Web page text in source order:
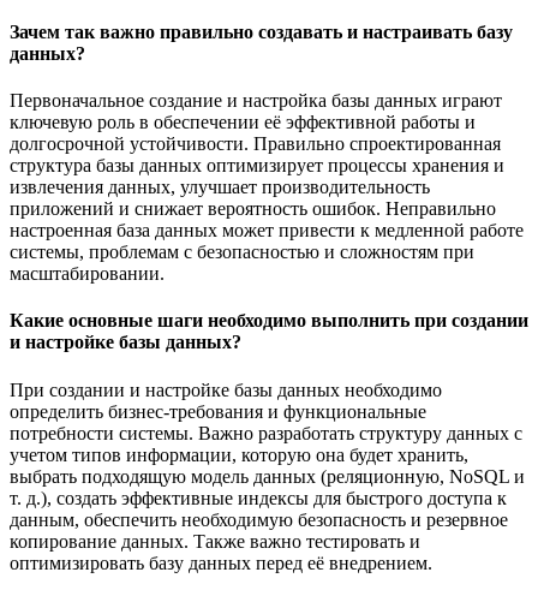
Зачем так важно правильно создавать и настраивать базу
данных?
Первоначальное создание и настройка базы данных играют
ключевую роль в обеспечении её эффективной работы и
долгосрочной устойчивости. Правильно спроектированная
структура базы данных оптимизирует процессы хранения и
извлечения данных, улучшает производительность
приложений и снижает вероятность ошибок. Неправильно
настроенная база данных может привести к медленной работе
системы, проблемам с безопасностью и сложностям при
масштабировании.
Какие основные шаги необходимо выполнить при создании
и настройке базы данных?
При создании и настройке базы данных необходимо
определить бизнес-требования и функциональные
потребности системы. Важно разработать структуру данных с
учетом типов информации, которую она будет хранить,
выбрать подходящую модель данных (реляционную, NoSQL и
т. д.), создать эффективные индексы для быстрого доступа к
данным, обеспечить необходимую безопасность и резервное
копирование данных. Также важно тестировать и
оптимизировать базу данных перед её внедрением.